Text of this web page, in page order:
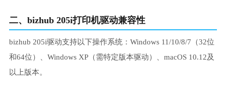
二、bizhub 205i打印机驱动兼容性
bizhub 205i驱动支持以下操作系统：Windows 11/10/8/7（32位
和64位）、Windows XP（需特定版本驱动）、macOS 10.12及
以上版本。